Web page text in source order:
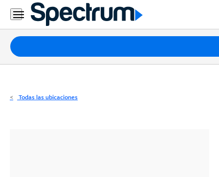
Residencial
Business
Paquetes
Internet
Todas las ubicaciones